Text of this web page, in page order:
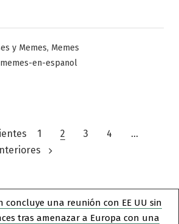
y Memes, Memes
memes-en-espanol
1 2 3 4
…
concluye una reunión con EE UU sin
tras amenazar a Europa con una